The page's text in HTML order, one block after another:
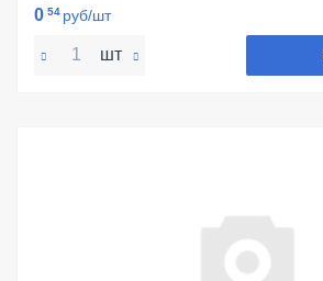
0 54 руб/шт
шт